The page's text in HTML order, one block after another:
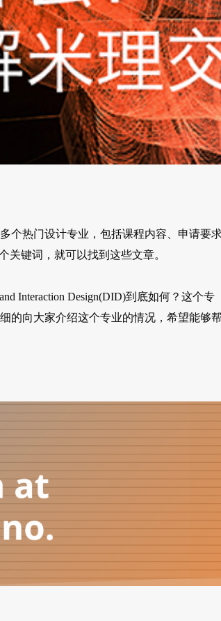
个热门设计专业，包括课程内容、申请要
关键词，就可以找到这些文章。
Interaction Design(DID)到底如何？这个专
的向大家介绍这个专业的情况，希望能够